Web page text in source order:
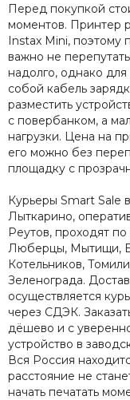
Перед покупкой
моментов. Принтер
Instax Mini, поэтому
важно не
надолго, однако
собой кабель
разместить
с повербанком, а
нагрузки. Цена на
его можно без
площадку с
Курьеры Smart Sale
Лыткарино,
Реутов, проходят
Люберцы, Мытищи,
Котельников,
Зеленограда.
осуществляется
через СДЭК.
дёшево и с
устройство в
Вся Россия
расстояние не
начать печатать